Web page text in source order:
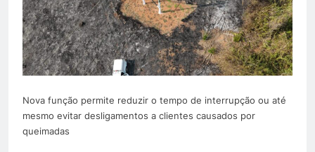
Nova função permite reduzir o tempo de interrupção ou até
mesmo evitar desligamentos a clientes causados por
queimadas